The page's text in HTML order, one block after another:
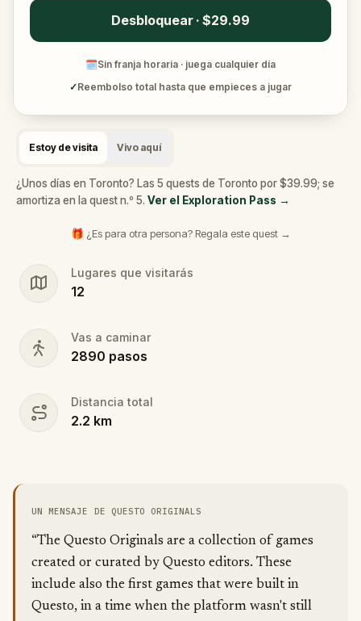
Desbloquear · $29.99
🗓Sin franja horaria · juega cualquier día
✓Reembolso total hasta que empieces a jugar
Estoy de visita Vivo aquí
¿Unos días en Toronto? Las 5 quests de Toronto por $39.99; se
amortiza en la quest n.º 5. Ver el Exploration Pass →
🎁 ¿Es para otra persona? Regala este quest →
Lugares que visitarás
12
Vas a caminar
2890 pasos
Distancia total
2.2 km
UN MENSAJE DE QUESTO ORIGINALS
“The Questo Originals are a collection of games
created or curated by Questo editors. These
include also the first games that were built in
Questo, in a time when the platform wasn't still